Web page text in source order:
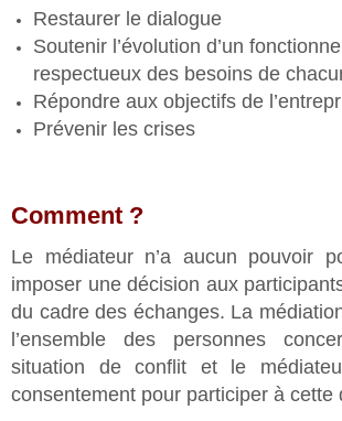
Restaurer le dialogue
Soutenir l’évolution d’un
respectueux des besoins de
Répondre aux objectifs de
Prévenir les crises
Comment ?
Le médiateur n’a aucun pouvoir
imposer une décision aux
du cadre des échanges. La
l’ensemble des personnes
situation de conflit et le
consentement pour participer à cette